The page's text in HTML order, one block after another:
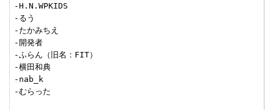
-H.N.WPKIDS
-るう
-たかみちえ
-開発者
-ふらん（旧名：FIT）
-横田和典
-nab_k
-むらった